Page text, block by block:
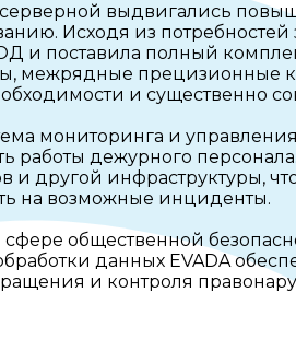
выдвигались
Исходя из
и поставила полный
межрядные прецизионные
и существенно
мониторинга и
дежурного
и другой инфраструктуры,
на возможные инциденты.
общественной
данных EVADA
и контроля